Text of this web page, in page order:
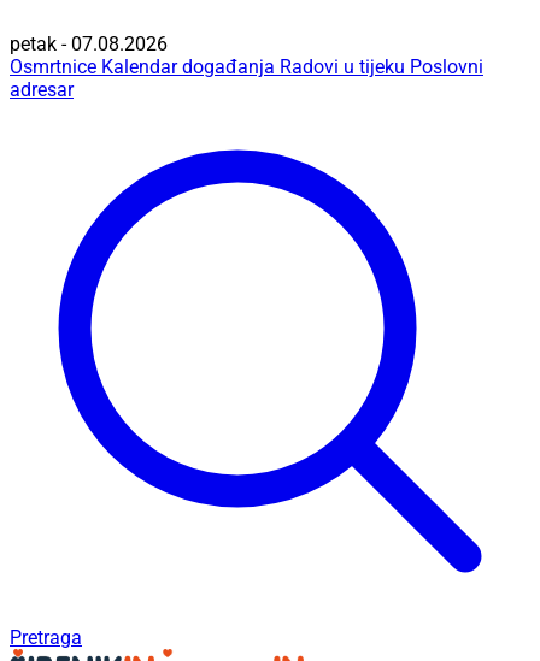
petak - 07.08.2026
Osmrtnice Kalendar događanja Radovi u tijeku Poslovni
adresar
Pretraga